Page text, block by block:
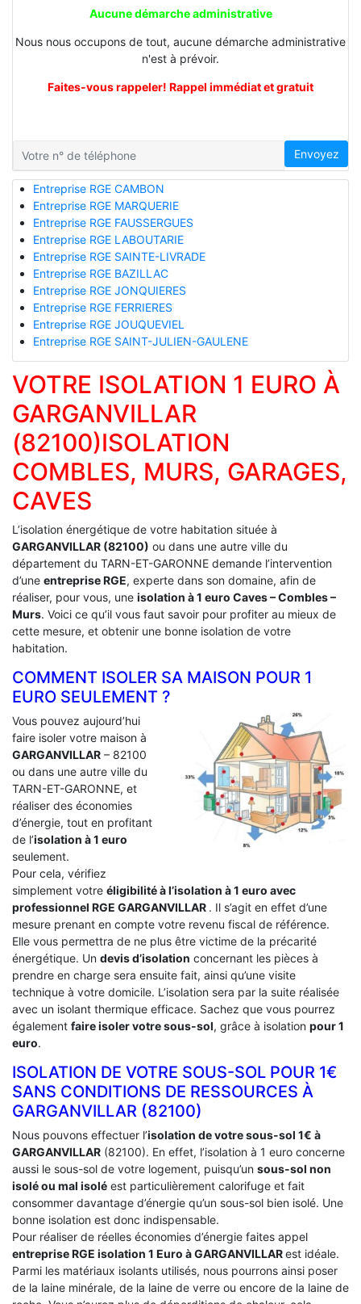
Aucune démarche administrative
Nous nous occupons de tout, aucune démarche administrative
n'est à prévoir.
Faites-vous rappeler! Rappel immédiat et gratuit
Envoyez
Entreprise RGE CAMBON
Entreprise RGE MARQUERIE
Entreprise RGE FAUSSERGUES
Entreprise RGE LABOUTARIE
Entreprise RGE SAINTE-LIVRADE
Entreprise RGE BAZILLAC
Entreprise RGE JONQUIERES
Entreprise RGE FERRIERES
Entreprise RGE JOUQUEVIEL
Entreprise RGE SAINT-JULIEN-GAULENE
VOTRE ISOLATION 1 EURO À
GARGANVILLAR
(82100)ISOLATION
COMBLES, MURS, GARAGES,
CAVES
L’isolation énergétique de votre habitation située à
GARGANVILLAR (82100) ou dans une autre ville du
département du TARN-ET-GARONNE demande l’intervention
d’une entreprise RGE, experte dans son domaine, afin de
réaliser, pour vous, une isolation à 1 euro Caves – Combles –
Murs. Voici ce qu’il vous faut savoir pour profiter au mieux de
cette mesure, et obtenir une bonne isolation de votre
habitation.
COMMENT ISOLER SA MAISON POUR 1
EURO SEULEMENT ?
Vous pouvez aujourd’hui
faire isoler votre maison à
GARGANVILLAR – 82100
ou dans une autre ville du
TARN-ET-GARONNE, et
réaliser des économies
d’énergie, tout en profitant
de l’isolation à 1 euro
seulement.
Pour cela, vérifiez
simplement votre éligibilité à l’isolation à 1 euro avec
professionnel RGE GARGANVILLAR . Il s’agit en effet d’une
mesure prenant en compte votre revenu fiscal de référence.
Elle vous permettra de ne plus être victime de la précarité
énergétique. Un devis d’isolation concernant les pièces à
prendre en charge sera ensuite fait, ainsi qu’une visite
technique à votre domicile. L’isolation sera par la suite réalisée
avec un isolant thermique efficace. Sachez que vous pourrez
également faire isoler votre sous-sol, grâce à isolation pour 1
euro.
ISOLATION DE VOTRE SOUS-SOL POUR 1€
SANS CONDITIONS DE RESSOURCES À
‎GARGANVILLAR (82100)
Nous pouvons effectuer l’isolation de votre sous-sol 1€ à
GARGANVILLAR (82100). En effet, l’isolation à 1 euro concerne
aussi le sous-sol de votre logement, puisqu’un sous-sol non
isolé ou mal isolé est particulièrement calorifuge et fait
consommer davantage d’énergie qu’un sous-sol bien isolé. Une
bonne isolation est donc indispensable.
Pour réaliser de réelles économies d’énergie faites appel
entreprise RGE isolation 1 Euro à GARGANVILLARest idéale.
Parmi les matériaux isolants utilisés, nous pourrons ainsi poser
de la laine minérale, de la laine de verre ou encore de la laine de